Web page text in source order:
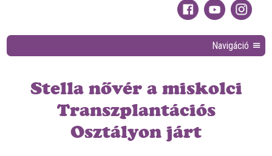
Navigáció
Stella nővér a miskolci
Transzplantációs
Osztályon járt